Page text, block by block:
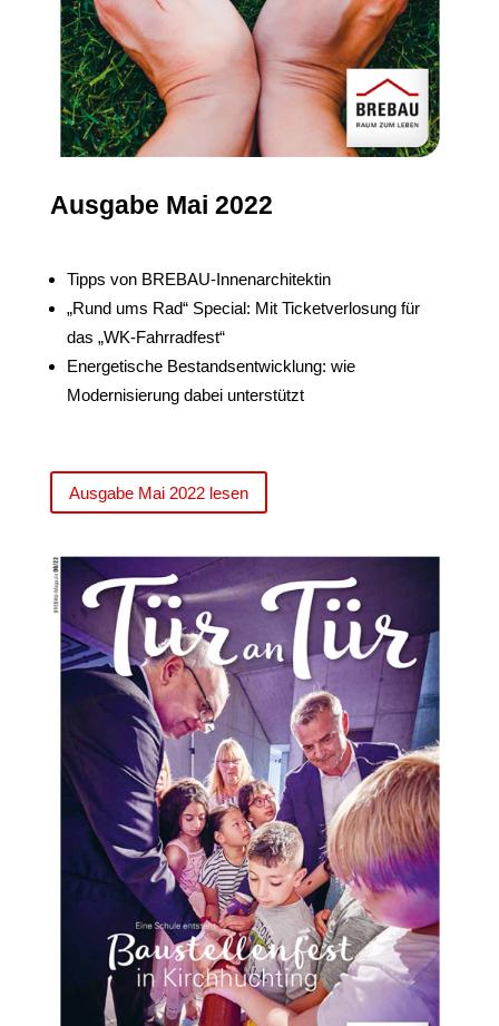
Ausgabe Mai 2022
Tipps von BREBAU-Innenarchitektin
„Rund ums Rad“ Special: Mit Ticketverlosung für
das „WK-Fahrradfest“
Energetische Bestandsentwicklung: wie
Modernisierung dabei unterstützt
Ausgabe Mai 2022 lesen